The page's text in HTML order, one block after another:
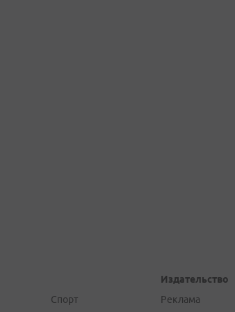
Спорт
Издательство
Реклама